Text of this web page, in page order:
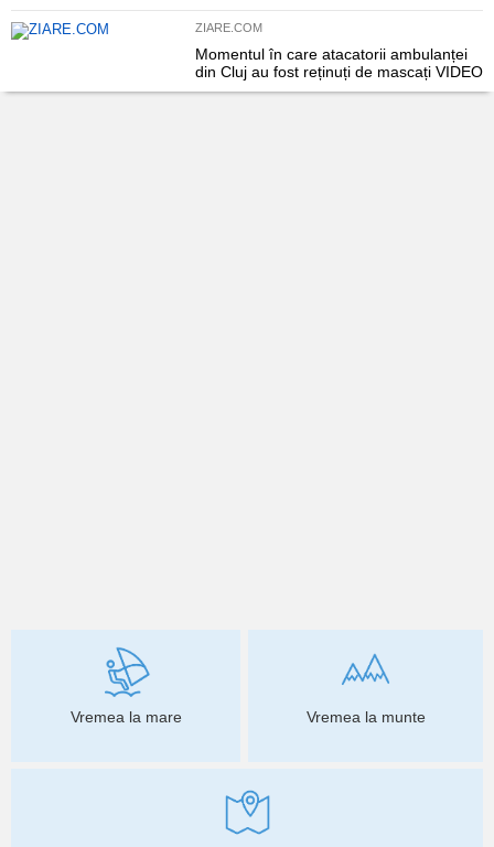
ZIARE.COM
Momentul în care atacatorii ambulanței
din Cluj au fost reținuți de mascați VIDEO
Vremea la mare Vremea la munte